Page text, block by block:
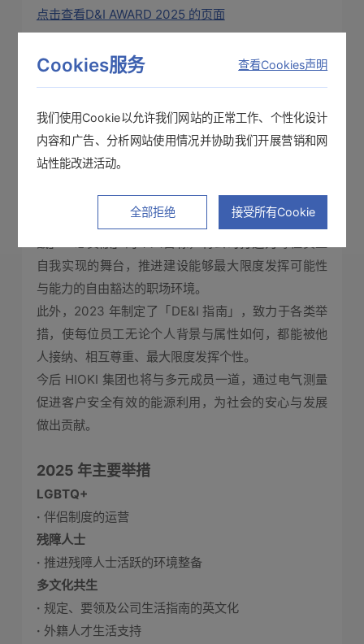
点击查看D&I AWARD 2025 的页面
关于 HIOKI 的举措
我司以员工的成长作为 HIOKI 成长的原动力，旨在实
自1986年制定HIOKI理念（尊重人性、贡献社会）以
来，我们一直致力于提升员工的工作便利性和成就
感，即「工作意义」。
自 2020 年起，为实现长期经营方针「愿景
2030」，尊重每位员工「想做」「想实现」「想挑
自我实现的舞台，推进建设能够最大限度发挥可能性
与能力的自由豁达的职场环境。
此外，2023 年制定了「DE&I 指南」，致力于各类举
措，使每位员工无论个人背景与属性如何，都能被他
人接纳、相互尊重、最大限度发挥个性。
今后 HIOKI 集团也将与多元成员一道，通过电气测量
促进客户安全有效的能源利用，为社会的安心与发展
做出贡献。
2025 年主要举措
LGBTQ+
· 伴侣制度的运营
残障人士
· 推进残障人士活跃的环境整备
多文化共生
· 规定、要领及公司生活指南的英文化
· 外籍人才生活支持
Cookies服务 查看Cookies声明
我们使用Cookie以允许我们网站的正常工作、个性化设计
内容和广告、分析网站使用情况并协助我们开展营销和网
站性能改进活动。
全部拒绝 接受所有Cookie